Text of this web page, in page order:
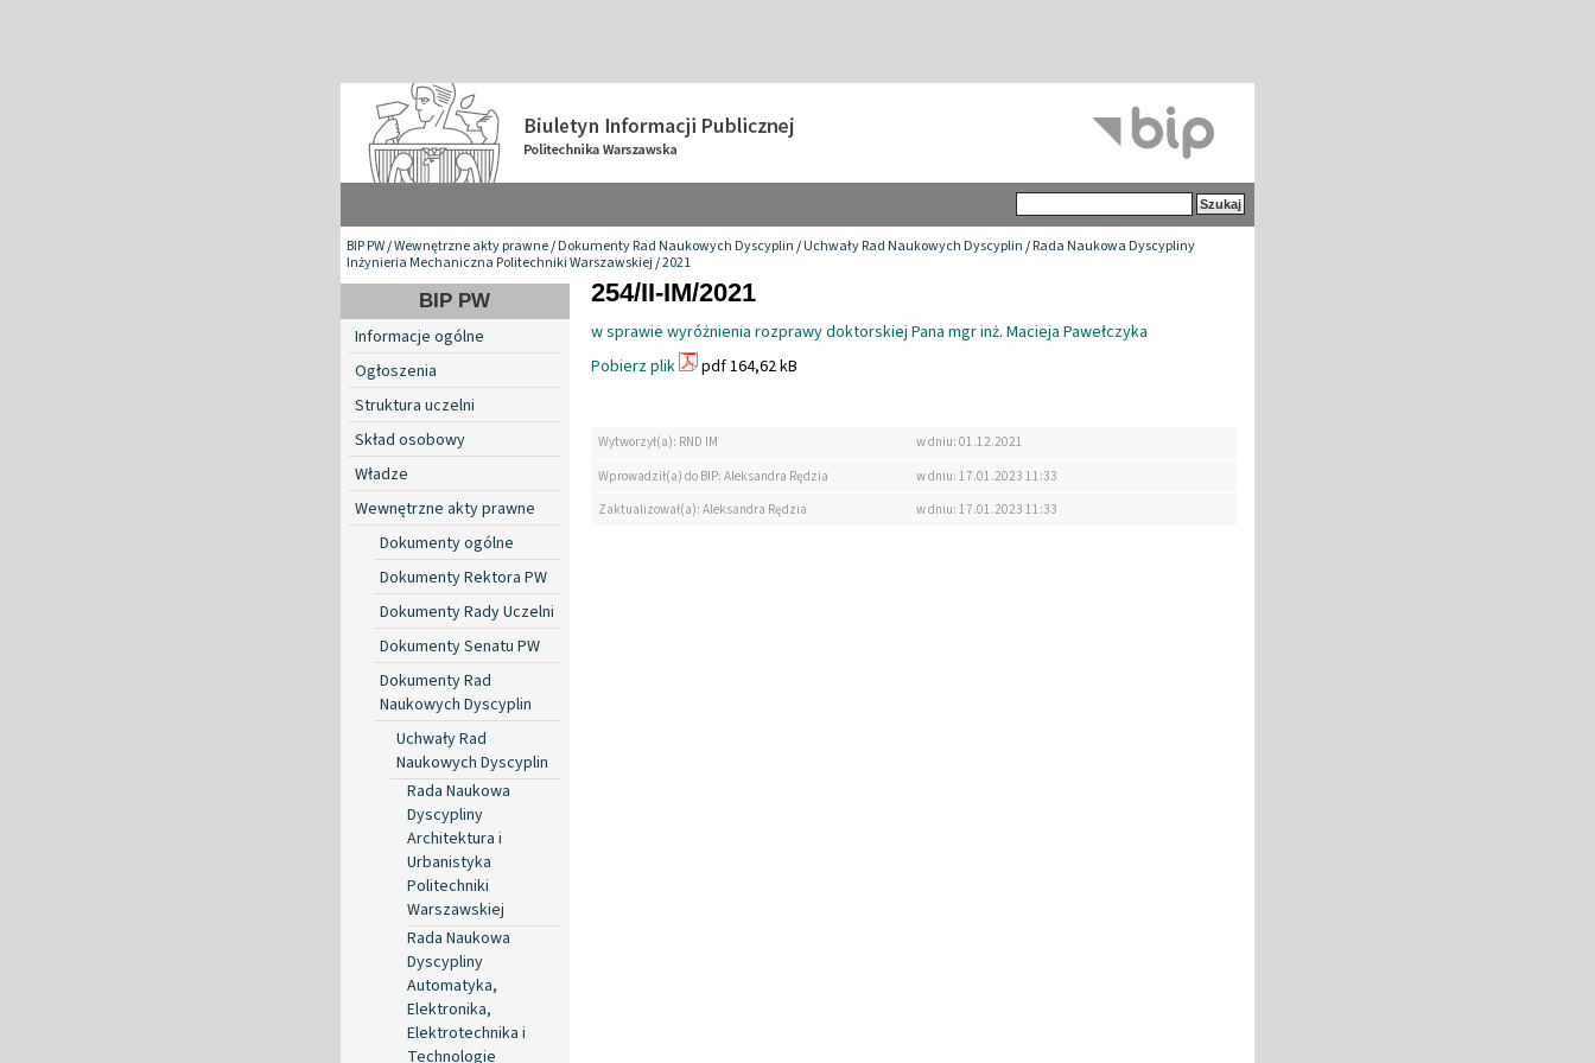
BIP PW/Wewnętrzne akty prawne/Dokumenty Rad Naukowych Dyscyplin/Uchwały Rad Naukowych Dyscyplin/Rada Naukowa Dyscypliny
Inżynieria Mechaniczna Politechniki Warszawskiej/2021
BIP PW
Informacje ogólne
Ogłoszenia
Struktura uczelni
Skład osobowy
Władze
Wewnętrzne akty prawne
Dokumenty ogólne
Dokumenty Rektora PW
Dokumenty Rady Uczelni
Dokumenty Senatu PW
Dokumenty Rad
Naukowych Dyscyplin
Uchwały Rad
Naukowych Dyscyplin
Rada Naukowa
Dyscypliny
Architektura i
Urbanistyka
Politechniki
Warszawskiej
Rada Naukowa
Dyscypliny
Automatyka,
Elektronika,
Elektrotechnika i
Technologie
254/II-IM/2021
w sprawie wyróżnienia rozprawy doktorskiej Pana mgr inż. Macieja Pawełczyka
Pobierz plik
pdf 164,62 kB
Wytworzył(a): RND IM
w dniu: 01.12.2021
Wprowadził(a) do BIP: Aleksandra Rędzia
w dniu: 17.01.2023 11:33
Zaktualizował(a): Aleksandra Rędzia
w dniu: 17.01.2023 11:33